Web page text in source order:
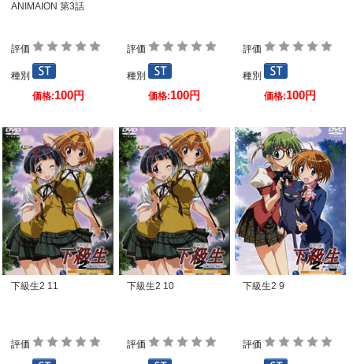
ANIMAION 第3話
評価
種別
価格:100円
評価
種別
価格:100 円
評価
種別
価格:100 円
下級生2 11
評価
下級生2 10
評価
下級生2 9
評価